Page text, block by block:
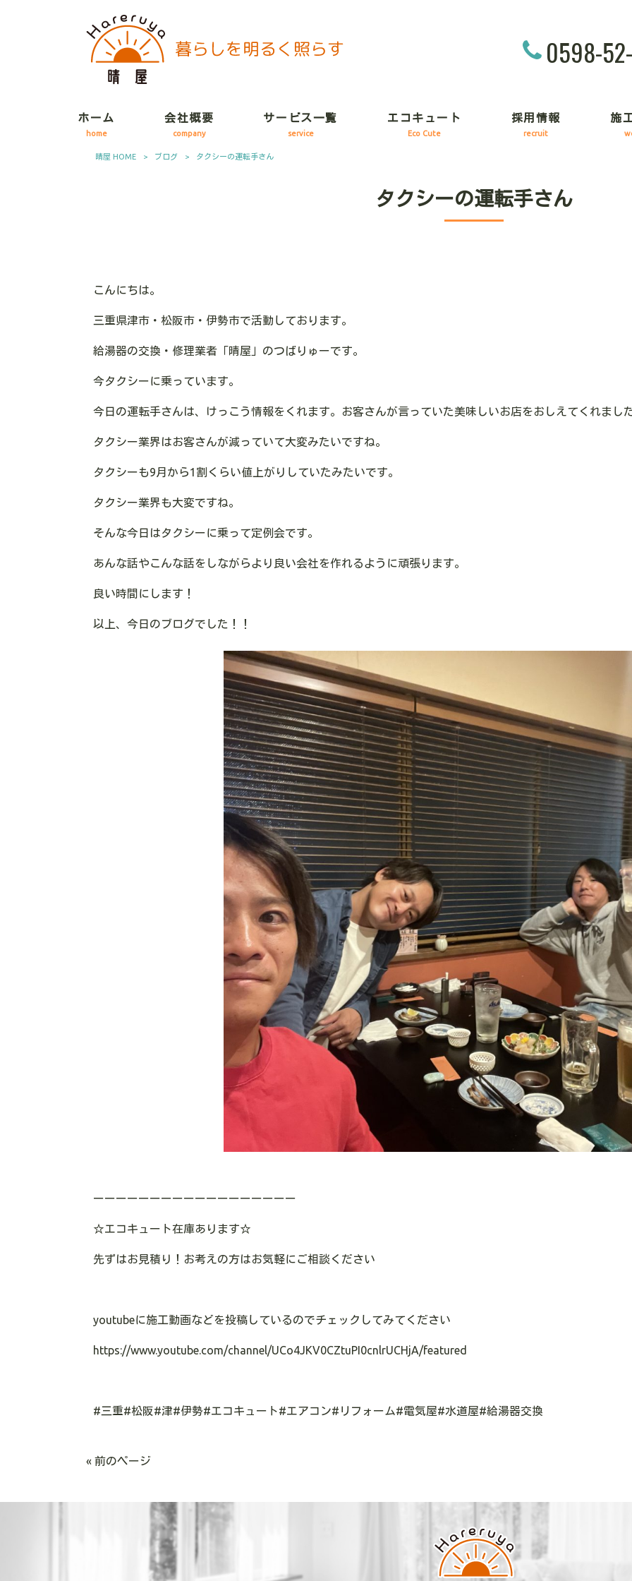
0598-
ホーム
home
会社概要
company
サービス一覧
service
エコキュート
Eco Cute
採用情報
recruit
施
晴屋 HOME > ブログ > タクシーの運転手さん
タクシーの運転手さん
こんにちは。
三重県津市・松阪市・伊勢市で活動しております。
給湯器の交換・修理業者「晴屋」のつばりゅーです。
今タクシーに乗っています。
今日の運転手さんは、けっこう情報をくれます。お客さんが言っていた美味しいお店をおしえてくれまし
タクシー業界はお客さんが減っていて大変みたいですね。
タクシーも9月から1割くらい値上がりしていたみたいです。
タクシー業界も大変ですね。
そんな今日はタクシーに乗って定例会です。
あんな話やこんな話をしながらより良い会社を作れるように頑張ります。
良い時間にします！
以上、今日のブログでした！！
ーーーーーーーーーーーーーーーーーー
☆エコキュート在庫あります☆
先ずはお見積り！お考えの方はお気軽にご相談ください
youtubeに施工動画などを投稿しているのでチェックしてみてください
https://www.youtube.com/channel/UCo4JKV0CZtuPI0cnlrUCHjA/featured
#三重#松阪#津#伊勢#エコキュート#エアコン# リフォーム#電気屋#水道屋#給湯器交換
« 前のページ